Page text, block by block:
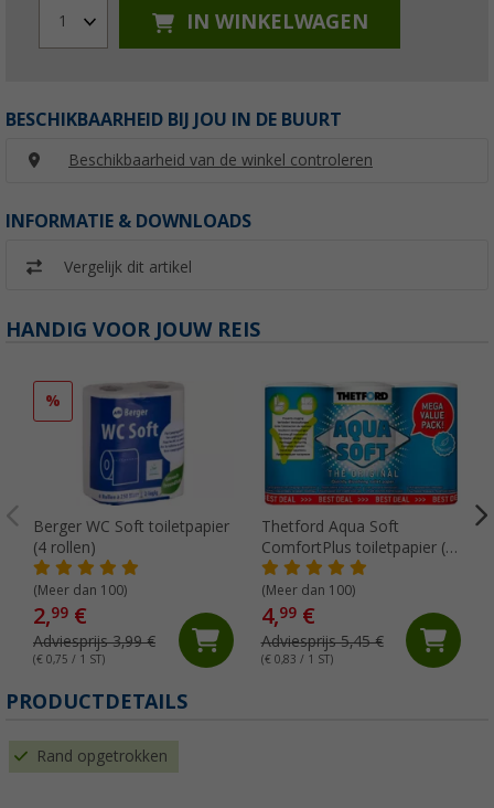
1 IN WINKELWAGEN
BESCHIKBAARHEID BIJ JOU IN DE BUURT
Beschikbaarheid van de winkel controleren
INFORMATIE & DOWNLOADS
Vergelijk dit artikel
HANDIG VOOR JOUW REIS
%
Berger WC Soft toiletpapier
(4 rollen)
(Meer dan 100)
2,99 €
Adviesprijs 3,99 €
(€ 0,75 / 1 ST)
Thetford Aqua Soft
ComfortPlus toiletpapier (6
rollen)
(Meer dan 100)
4,99€
Adviesprijs 5,45 €
(€ 0,83 / 1 ST)
PRODUCTDETAILS
Rand opgetrokken